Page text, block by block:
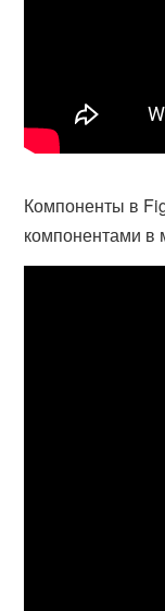
Компоненты в
компонентами в